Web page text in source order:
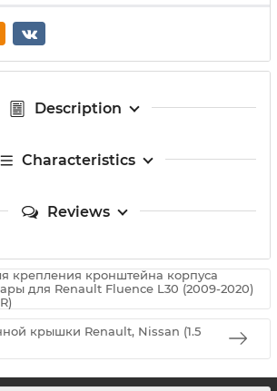
Description
Characteristics
Reviews
крепления кронштейна корпуса
для Renault Fluence L30 (2009-2020)
крышки Renault, Nissan (1.5